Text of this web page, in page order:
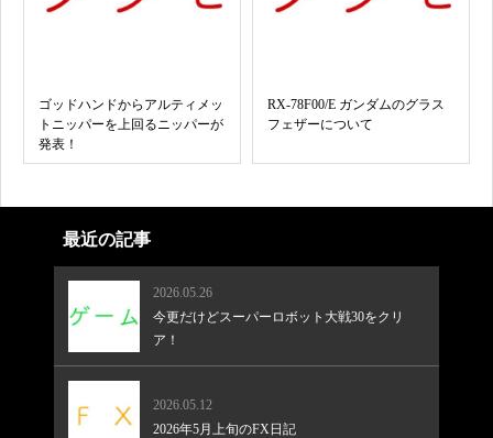
ゴッドハンドからアルティメッ
トニッパーを上回るニッパーが
発表！
RX-78F00/E ガンダムのグラス
フェザーについて
最近の記事
2026.05.26
今更だけどスーパーロボット大戦30をクリ
ア！
2026.05.12
2026年5月上旬のFX日記